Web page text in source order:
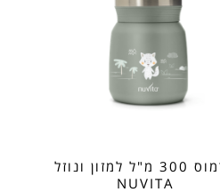
תרמוס 300 מ"ל למזון ונוזל
NUVITA